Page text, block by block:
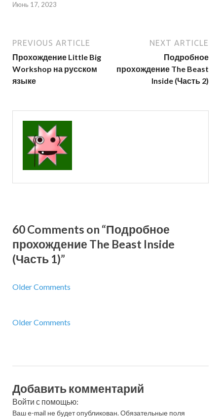
Июнь 17, 2023
PREVIOUS ARTICLE
Прохождение Little Big
Workshop на русском
языке
NEXT ARTICLE
Подробное
прохождение The Beast
Inside (Часть 2)
60 Comments on “Подробное
прохождение The Beast Inside
(Часть 1)”
Older Comments
Older Comments
Добавить комментарий
Войти с помощью:
Ваш e-mail не будет опубликован.Обязательные поля